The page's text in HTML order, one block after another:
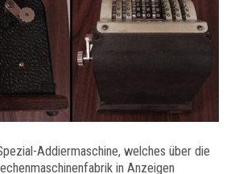
Addiermaschine, welches über die
in Anzeigen